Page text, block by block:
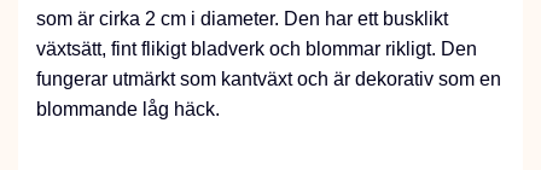
som är cirka 2 cm i diameter. Den har ett busklikt
växtsätt, fint flikigt bladverk och blommar rikligt. Den
fungerar utmärkt som kantväxt och är dekorativ som en
blommande låg häck.